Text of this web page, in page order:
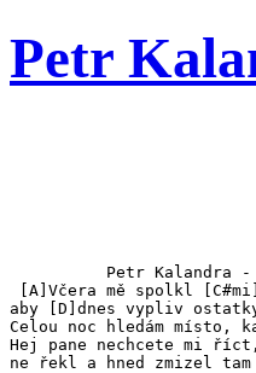
Petr
Petr Kalandra
[A]Včera mě spolkl
aby [D]dnes vypliv
Celou noc hledám místo,
Hej pane nechcete mi
ne řekl a hned zmizel